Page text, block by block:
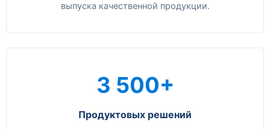
выпуска качественной продукции.
3 500+
Продуктовых решений